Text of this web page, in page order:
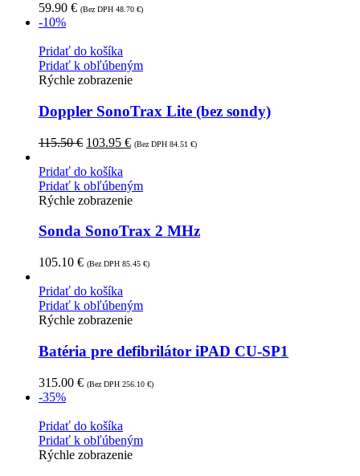
59.90 € (Bez DPH 48.70 €)
-10%
Pridať do košíka
Pridať k obľúbeným
Rýchle zobrazenie
Doppler SonoTrax Lite (bez sondy)
115.50€ 103.95 € (Bez DPH 84.51 €)
Pridať do košíka
Pridať k obľúbeným
Rýchle zobrazenie
Sonda SonoTrax 2 MHz
105.10 € (Bez DPH 85.45 €)
Pridať do košíka
Pridať k obľúbeným
Rýchle zobrazenie
Batéria pre defibrilátor iPAD CU-SP1
315.00 € (Bez DPH 256.10 €)
-35%
Pridať do košíka
Pridať k obľúbeným
Rýchle zobrazenie